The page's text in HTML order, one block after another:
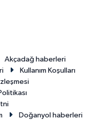
Akçadağ haberleri
Kullanım Koşulları
Doğanyol haberleri